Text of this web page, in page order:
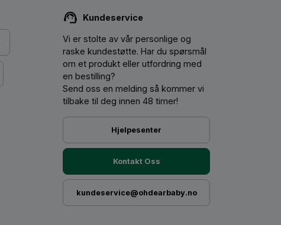
Kundeservice
Vi er stolte av vår personlige og
raske kundestøtte. Har du spørsmål
om et produkt eller utfordring med
en bestilling?
Send oss ​​en melding så kommer vi
tilbake til deg innen 48 timer!
Hjelpesenter
Kontakt Oss
kundeservice@ohdearbaby.no